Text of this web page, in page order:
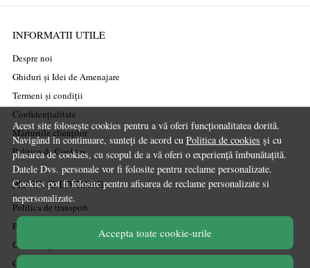
Acest site folosește cookies pentru a vă oferi funcționalitatea dorită.
Navigând în continuare, sunteți de acord cu Politica de cookies și cu
plasarea de cookies, cu scopul de a vă oferi o experiență îmbunătațită.
Datele Dvs. personale vor fi folosite pentru reclame personalizate.
Cookies pot fi folosite pentru afisarea de reclame personalizate si
nepersonalizate.
Accepta toate cookie-urile
INFORMATII UTILE
Despre noi
Ghiduri și Idei de Amenajare
Termeni și condiții
Confidențialitate
Mărturiile clienților
Politica de Cookies
PLATA SI LIVRARE
Politica de transport
Politica de retur
Cum cumpăr
Coșul meu